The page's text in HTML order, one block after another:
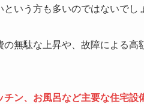
いう方も多いのではないでし
無駄な上昇や、故障による
チン、お風呂など主要な住宅